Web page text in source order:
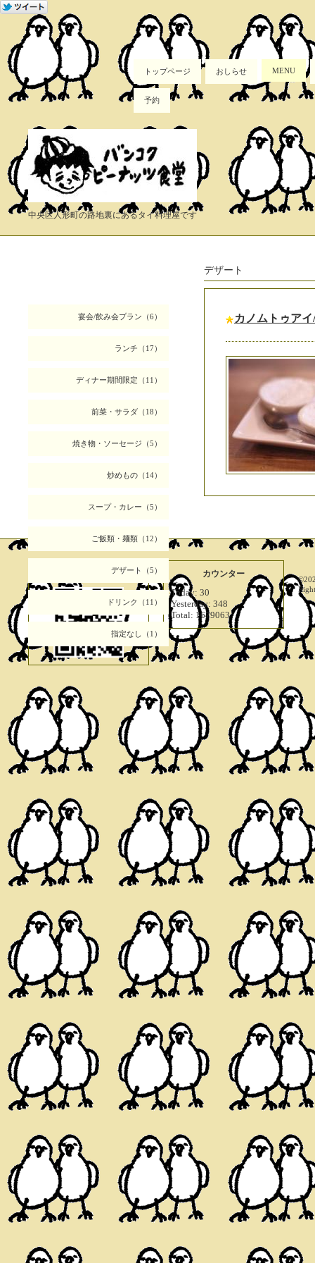
トップページ おしらせ MENU
予約
中央区人形町の路地裏にあるタイ料理屋です
宴会/飲み会プラン（6）
ランチ（17）
ディナー期間限定（11）
前菜・サラダ（18）
焼き物・ソーセージ（5）
炒めもの（14）
スープ・カレー（5）
ご飯類・麺類（12）
デザート（5）
ドリンク（11）
指定なし（1）
デザート
カノムトゥア
カウンター
Today: 30
Yesterday: 348
Total: 1679063